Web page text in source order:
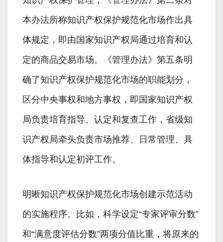
本办法所称知识产权保护规范化市场作出具
体规定，即由国家知识产权局通过培育和认
定的商品交易市场。《管理办法》第五条明
确了知识产权保护规范化市场的职能划分，
区分中央事权和地方事权，即国家知识产权
局负责培育指导、认定和复查工作，省级知
识产权局牵头负责市场推荐、日常管理、具
体指导和认定初评工作。
明晰知识产权保护规范化市场创建示范活动
的实施程序。比如，科学设定“专家评审分数”
和“满意度评估分数”两项分值比重，将原来的